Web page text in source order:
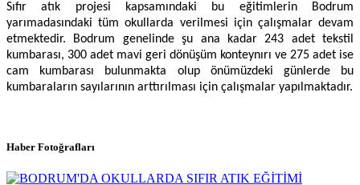
Sıfır atık projesi kapsamındaki bu eğitimlerin Bodrum
yarımadasındaki tüm okullarda verilmesi için çalışmalar devam
etmektedir. Bodrum genelinde şu ana kadar 243 adet tekstil
kumbarası, 300 adet mavi geri dönüşüm konteynırı ve 275 adet ise
cam kumbarası bulunmakta olup önümüzdeki günlerde bu
kumbaraların sayılarının arttırılması için çalışmalar yapılmaktadır.
Haber Fotoğrafları